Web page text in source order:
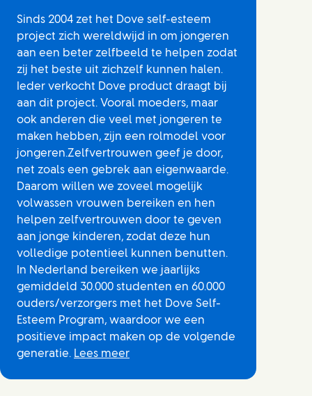
Sinds 2004 zet het Dove self-esteem
project zich wereldwijd in om jongeren
aan een beter zelfbeeld te helpen zodat
zij het beste uit zichzelf kunnen halen.
Ieder verkocht Dove product draagt bij
aan dit project. Vooral moeders, maar
ook anderen die veel met jongeren te
maken hebben, zijn een rolmodel voor
jongeren.Zelfvertrouwen geef je door,
net zoals een gebrek aan eigenwaarde.
Daarom willen we zoveel mogelijk
volwassen vrouwen bereiken en hen
helpen zelfvertrouwen door te geven
aan jonge kinderen, zodat deze hun
volledige potentieel kunnen benutten.
In Nederland bereiken we jaarlijks
gemiddeld 30.000 studenten en 60.000
ouders/verzorgers met het Dove Self-
Esteem Program, waardoor we een
positieve impact maken op de volgende
generatie. Lees meer